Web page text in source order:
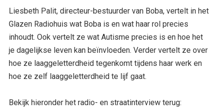
Liesbeth Palit, directeur-bestuurder van Boba, vertelt in het
Glazen Radiohuis wat Boba is en wat haar rol precies
inhoudt. Ook vertelt ze wat Autisme precies is en hoe het
je dagelijkse leven kan beïnvloeden. Verder vertelt ze over
hoe ze laaggeletterdheid tegenkomt tijdens haar werk en
hoe ze zelf laaggeletterdheid te lijf gaat.
Bekijk hieronder het radio- en straatinterview terug: